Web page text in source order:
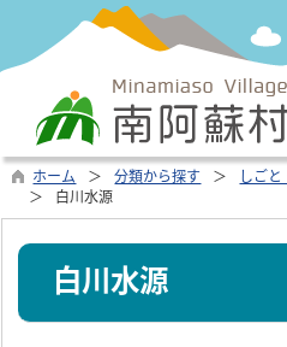
ホーム 分類から探す しごと
白川水源
白川水源